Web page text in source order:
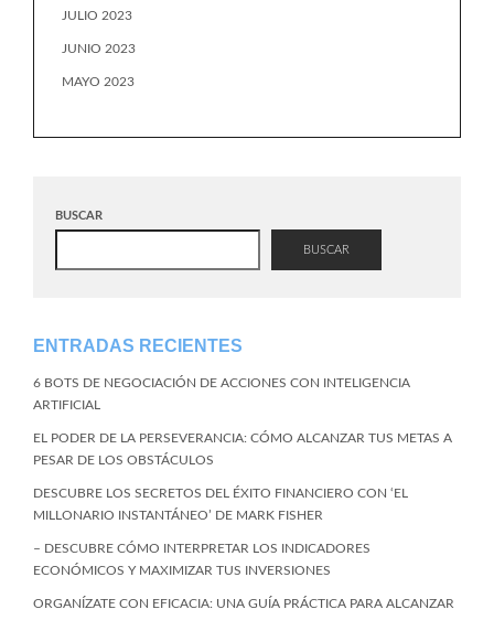
JULIO 2023
JUNIO 2023
MAYO 2023
BUSCAR
BUSCAR
ENTRADAS RECIENTES
6 BOTS DE NEGOCIACIÓN DE ACCIONES CON INTELIGENCIA
ARTIFICIAL
EL PODER DE LA PERSEVERANCIA: CÓMO ALCANZAR TUS METAS A
PESAR DE LOS OBSTÁCULOS
DESCUBRE LOS SECRETOS DEL ÉXITO FINANCIERO CON ‘EL
MILLONARIO INSTANTÁNEO’ DE MARK FISHER
– DESCUBRE CÓMO INTERPRETAR LOS INDICADORES
ECONÓMICOS Y MAXIMIZAR TUS INVERSIONES
ORGANÍZATE CON EFICACIA: UNA GUÍA PRÁCTICA PARA ALCANZAR